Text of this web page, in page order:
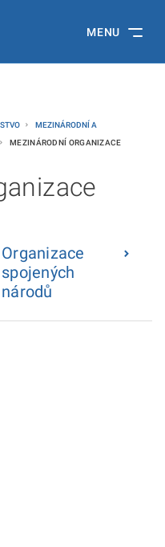
MENU
MEZINÁRODNÍ A
MEZINÁRODNÍ ORGANIZACE
Organizace
spojených
národů